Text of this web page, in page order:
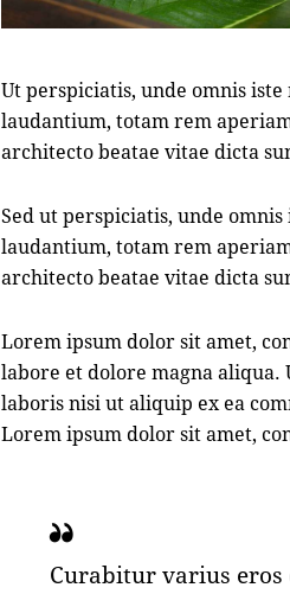
Ut perspiciatis, unde omnis
laudantium, totam rem
architecto beatae vitae dicta
Sed ut perspiciatis, unde
laudantium, totam rem
architecto beatae vitae dicta
Lorem ipsum dolor sit amet,
labore et dolore magna
laboris nisi ut aliquip ex ea
Lorem ipsum dolor sit amet,
Curabitur varius